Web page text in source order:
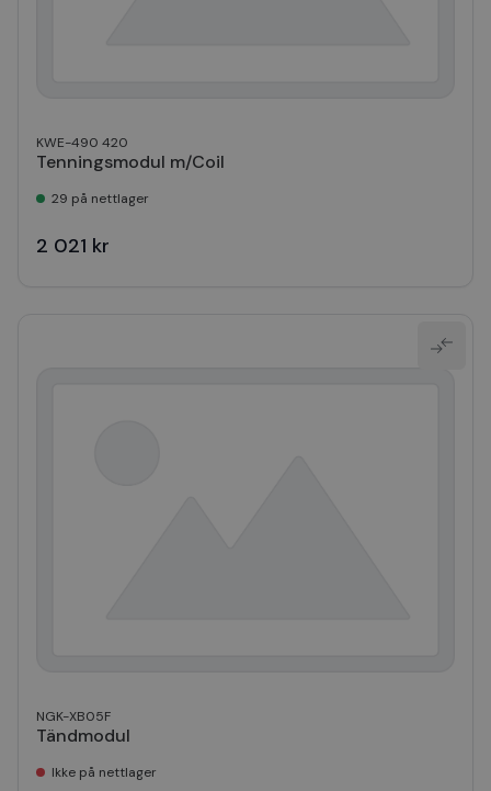
KWE-490 420
Tenningsmodul m/Coil
29 på nettlager
2 021 kr
NGK-XB05F
Tändmodul
Ikke på nettlager